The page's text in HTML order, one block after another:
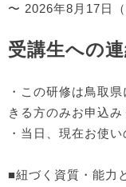
〜 2026年8月17日
受講生への
・この研修は鳥取
きる方のみお申込み
・当日、現在お使
■紐づく資質・能力